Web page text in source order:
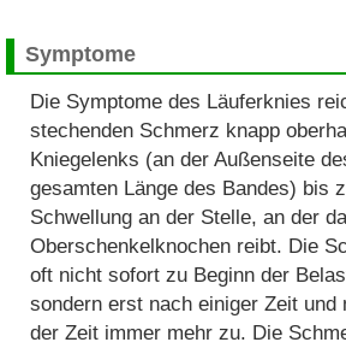
Symptome
Die Symptome des Läuferknies
stechenden Schmerz knapp
Kniegelenks (an der Außenseite
gesamten Länge des Bandes) bis
Schwellung an der Stelle, an der
Oberschenkelknochen reibt. Die
oft nicht sofort zu Beginn der
sondern erst nach einiger Zeit und
der Zeit immer mehr zu. Die